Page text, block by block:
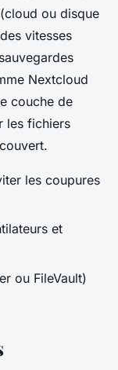
ou disque
vitesses
Nextcloud
couche de
les fichiers
les coupures
et
ou FileVault)